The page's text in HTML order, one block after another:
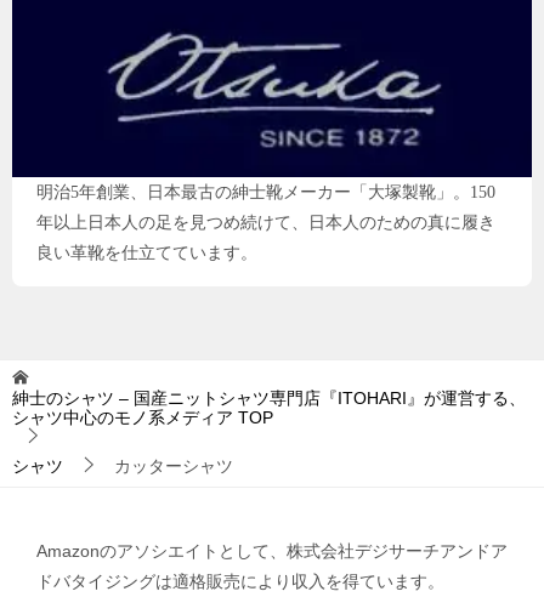
明治5年創業、日本最古の紳士靴メーカー「大塚製靴」。150
年以上日本人の足を見つめ続けて、日本人のための真に履き
良い革靴を仕立てています。
紳士のシャツ – 国産ニットシャツ専門店『ITOHARI』が運営する、
シャツ中心のモノ系メディア TOP
シャツ カッターシャツ
Amazonのアソシエイトとして、株式会社デジサーチアンドア
ドバタイジングは適格販売により収入を得ています。